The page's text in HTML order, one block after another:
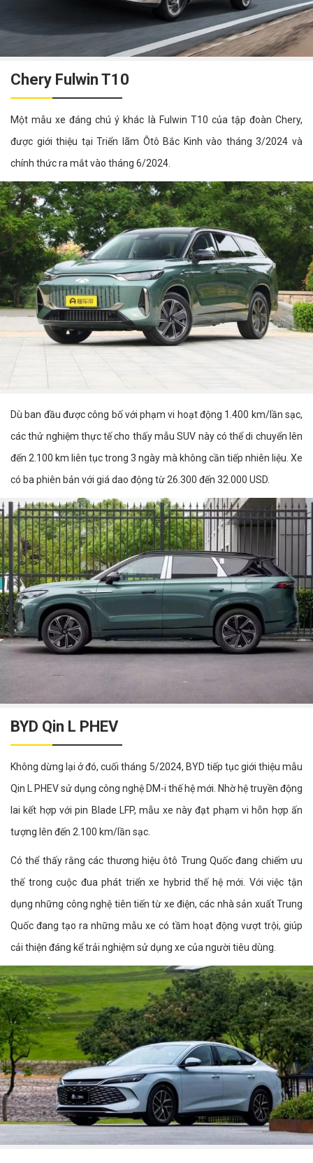
Chery Fulwin T10
Một mẫu xe đáng chú ý khác là Fulwin T10 của tập đoàn Chery,
được giới thiệu tại Triển lãm Ôtô Bắc Kinh vào tháng 3/2024 và
chính thức ra mắt vào tháng 6/2024.
Dù ban đầu được công bố với phạm vi hoạt động 1.400 km/lần sạc,
các thử nghiệm thực tế cho thấy mẫu SUV này có thể di chuyển lên
đến 2.100 km liên tục trong 3 ngày mà không cần tiếp nhiên liệu. Xe
có ba phiên bản với giá dao động từ 26.300 đến 32.000 USD.
BYD Qin L PHEV
Không dừng lại ở đó, cuối tháng 5/2024, BYD tiếp tục giới thiệu mẫu
Qin L PHEV sử dụng công nghệ DM-i thế hệ mới. Nhờ hệ truyền động
lai kết hợp với pin Blade LFP, mẫu xe này đạt phạm vi hỗn hợp ấn
tượng lên đến 2.100 km/lần sạc.
Có thể thấy rằng các thương hiệu ôtô Trung Quốc đang chiếm ưu
thế trong cuộc đua phát triển xe hybrid thế hệ mới. Với việc tận
dụng những công nghệ tiên tiến từ xe điện, các nhà sản xuất Trung
Quốc đang tạo ra những mẫu xe có tầm hoạt động vượt trội, giúp
cải thiện đáng kể trải nghiệm sử dụng xe của người tiêu dùng.